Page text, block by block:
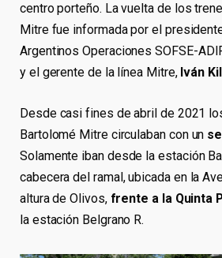
centro porteño. La vuelta de los
Mitre fue informada por el
Argentinos Operaciones SOFSE-
y el gerente de la línea Mitre, Iván
Desde casi fines de abril de 2021
Bartolomé Mitre circulaban con un
Solamente iban desde la estación
cabecera del ramal, ubicada en la
altura de Olivos, frente a la Quinta
la estación Belgrano R.